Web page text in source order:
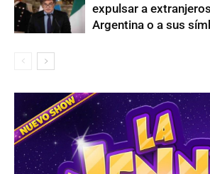
expulsar a
Argentina o a sus